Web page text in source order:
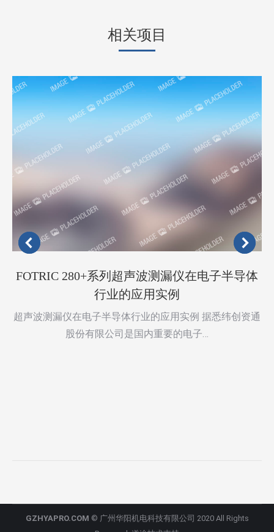
目：
相关项目
FOTRIC 280+系列超声波测漏仪在电子半导体
行业的应用实例
超声波测漏仪在电子半导体行业的应用实例 据悉纬创资通
股份有限公司是国内重要的电子…
GZHYAPRO.COM © 广州华阳机电科技有限公司 2020 All Rights